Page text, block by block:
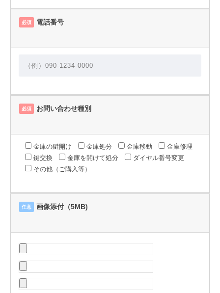
必須 電話番号
必須 お問い合わせ種別
金庫の鍵開け 金庫処分 金庫移動
金庫修理
鍵交換
金庫を開けて処分
ダイヤル番号変更
その他（ご購入等）
任意 画像添付（5MB)